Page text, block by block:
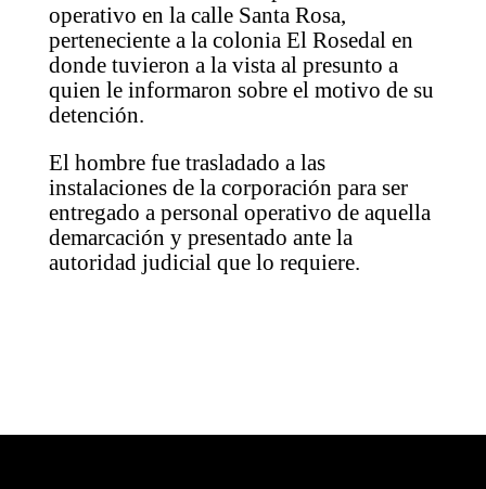
operativo en la calle Santa Rosa,
perteneciente a la colonia El Rosedal en
donde tuvieron a la vista al presunto a
quien le informaron sobre el motivo de su
detención.
El hombre fue trasladado a las
instalaciones de la corporación para ser
entregado a personal operativo de aquella
demarcación y presentado ante la
autoridad judicial que lo requiere.